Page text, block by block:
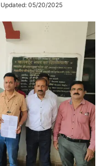
Updated: 05/20/2025